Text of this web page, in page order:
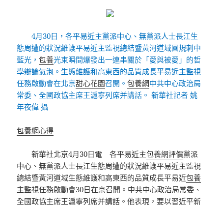
4月30日，各平易近主黨派中心、無黨派人士長江生
態周遭的狀況維護平易近主監視總結暨黃河道域圓規刺中
藍光，包養光束瞬間爆發出一連串關於「愛與被愛」的哲
學辯論氣泡。生態維護和高東西的品質成長平易近主監視
任務啟動會在北京甜心花園召開。包養網中共中心政治局
常委、全國政協主席王滬寧列席并講話。 新華社記者 姚
年夜偉 攝
包養網心得
新華社北京4月30日電 各平易近主包養網評價黨派
中心、無黨派人士長江生態周遭的狀況維護平易近主監視
總結暨黃河道域生態維護和高東西的品質成長平易近包養
主監視任務啟動會30日在京召開。中共中心政治局常委、
全國政協主席王滬寧列席并講話。他表現，要以習近平新